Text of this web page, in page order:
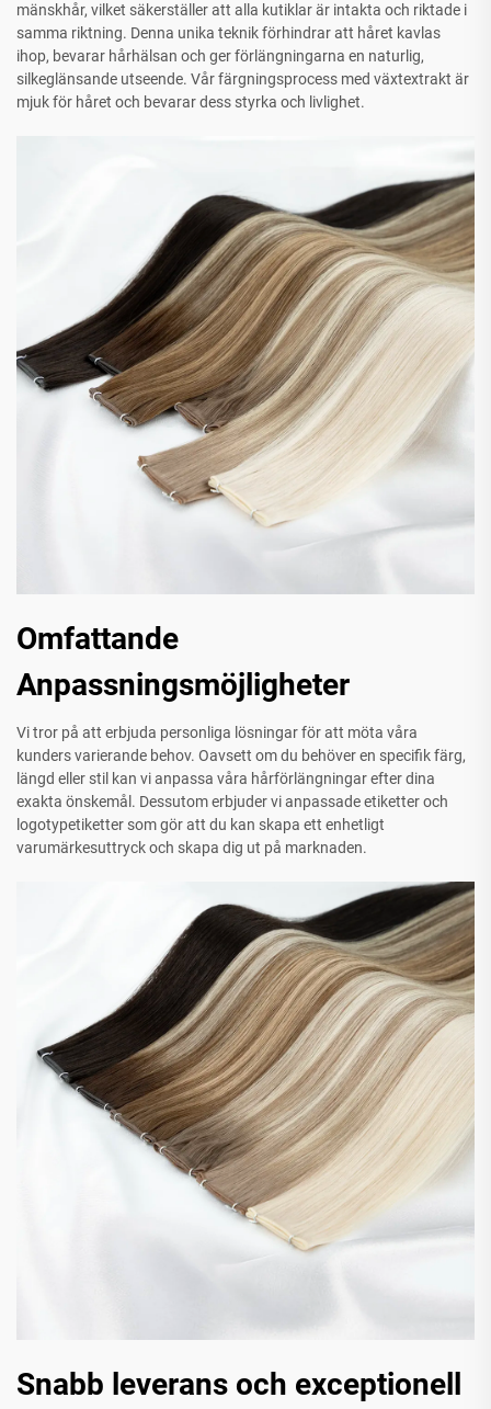
mänskhår, vilket säkerställer att alla kutiklar är intakta och riktade i
samma riktning. Denna unika teknik förhindrar att håret kavlas
ihop, bevarar hårhälsan och ger förlängningarna en naturlig,
silkeglänsande utseende. Vår färgningsprocess med växtextrakt är
mjuk för håret och bevarar dess styrka och livlighet.
Omfattande
Anpassningsmöjligheter
Vi tror på att erbjuda personliga lösningar för att möta våra
kunders varierande behov. Oavsett om du behöver en specifik färg,
längd eller stil kan vi anpassa våra hårförlängningar efter dina
exakta önskemål. Dessutom erbjuder vi anpassade etiketter och
logotypetiketter som gör att du kan skapa ett enhetligt
varumärkesuttryck och skapa dig ut på marknaden.
Snabb leverans och exceptionell